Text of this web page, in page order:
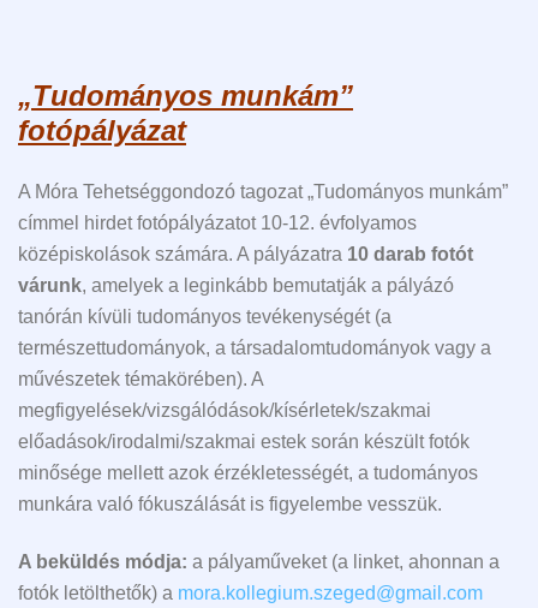
„Tudományos munkám”
fotópályázat
A Móra Tehetséggondozó tagozat „Tudományos munkám”
címmel hirdet fotópályázatot 10-12. évfolyamos
középiskolások számára. A pályázatra 10 darab fotót
várunk, amelyek a leginkább bemutatják a pályázó
tanórán kívüli tudományos tevékenységét (a
természettudományok, a társadalomtudományok vagy a
művészetek témakörében). A
megfigyelések/vizsgálódások/kísérletek/szakmai
előadások/irodalmi/szakmai estek során készült fotók
minősége mellett azok érzékletességét, a tudományos
munkára való fókuszálását is figyelembe vesszük.
A beküldés módja: a pályaműveket (a linket, ahonnan a
fotók letölthetők) a mora.kollegium.szeged@gmail.com